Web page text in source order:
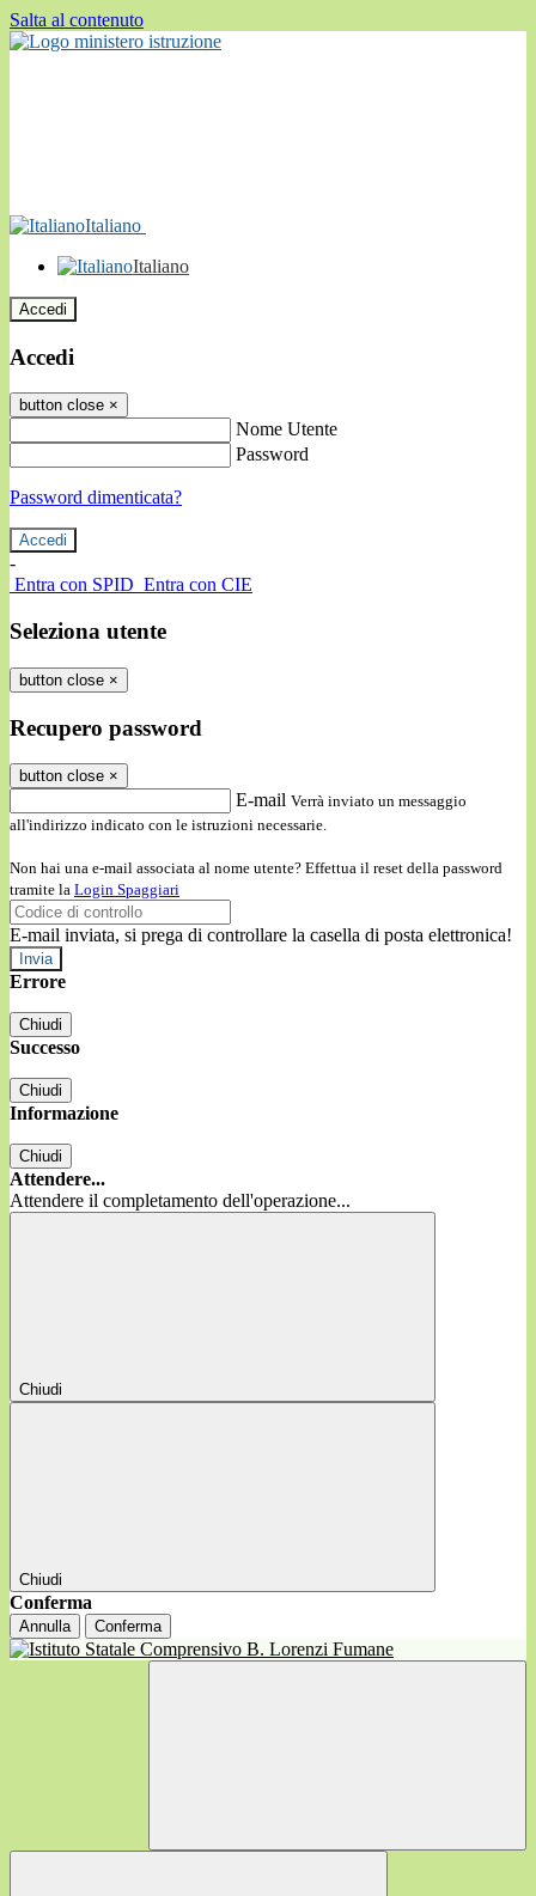
Salta al contenuto
Italiano
Italiano
Accedi
Accedi
button close ×
Nome Utente
Password
Password dimenticata?
-
Entra con SPID Entra con CIE
Seleziona utente
button close ×
Recupero password
button close ×
E-mail Verrà inviato un messaggio
all'indirizzo indicato con le istruzioni necessarie.
Non hai una e-mail associata al nome utente? Effettua il reset della password
tramite la Login Spaggiari
E-mail inviata, si prega di controllare la casella di posta elettronica!
Errore
Chiudi
Successo
Chiudi
Informazione
Chiudi
Attendere...
Attendere il completamento dell'operazione...
Chiudi
Chiudi
Conferma
Annulla Conferma